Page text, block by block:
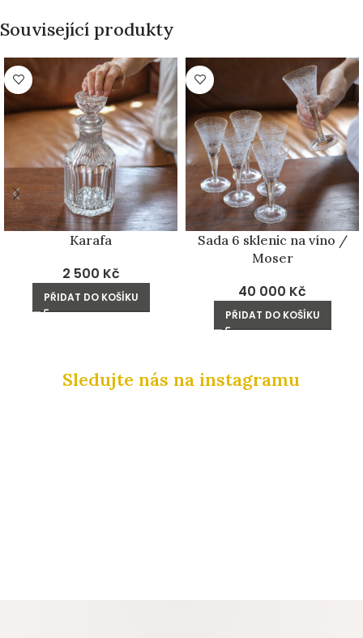
Související produkty
Karafa
2 500 Kč
PŘIDAT DO KOŠÍKU
Sada 6 sklenic na víno /
Moser
40 000 Kč
PŘIDAT DO KOŠÍKU
Sledujte nás na instagramu